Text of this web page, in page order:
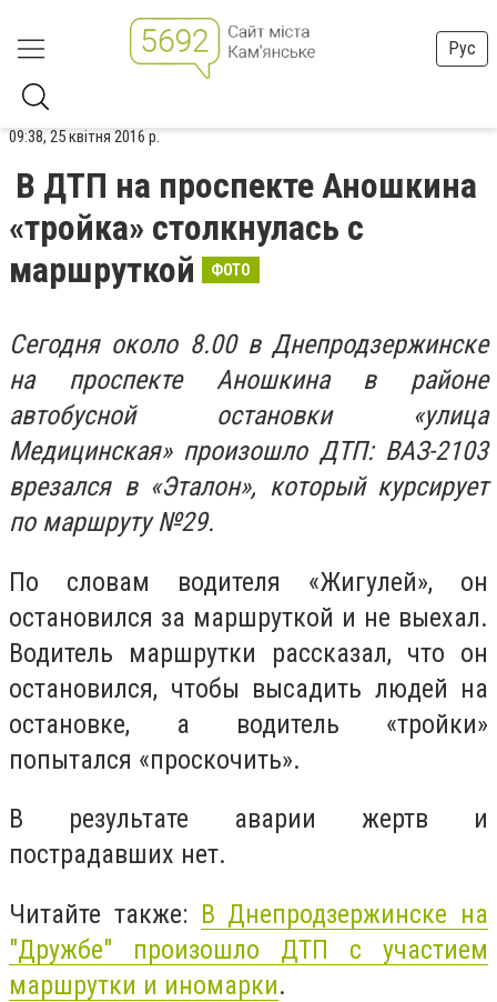
Рус
09:38, 25 квітня 2016 р.
В ДТП на проспекте Аношкина
«тройка» столкнулась с
маршруткой
ФОТО
Сегодня около 8.00 в Днепродзержинске
на проспекте Аношкина в районе
автобусной остановки «улица
Медицинская» произошло ДТП: ВАЗ-2103
врезался в «Эталон», который курсирует
по маршруту №29.
По словам водителя «Жигулей», он
остановился за маршруткой и не выехал.
Водитель маршрутки рассказал, что он
остановился, чтобы высадить людей на
остановке, а водитель «тройки»
попытался «проскочить».
В результате аварии жертв и
пострадавших нет.
Читайте также: В Днепродзержинске на
"Дружбе" произошло ДТП с участием
маршрутки и иномарки.